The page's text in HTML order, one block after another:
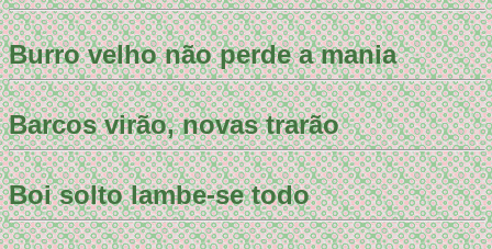
Burro velho não perde a mania
Barcos virão, novas trarão
Boi solto lambe-se todo